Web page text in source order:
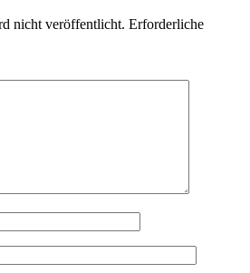
nicht veröffentlicht. Erforderliche